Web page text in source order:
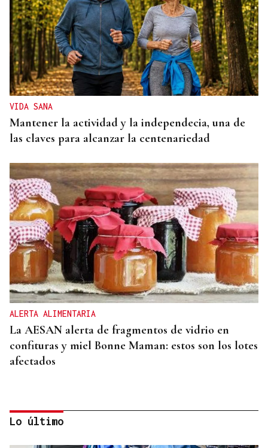
VIDA SANA
Mantener la actividad y la independecia, una de
las claves para alcanzar la centenariedad
ALERTA ALIMENTARIA
La AESAN alerta de fragmentos de vidrio en
confituras y miel Bonne Maman: estos son los lotes
afectados
Lo último